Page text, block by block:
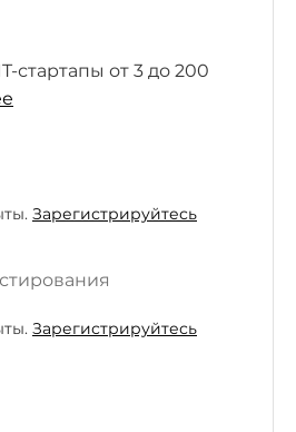
стартапы от 3 до 200
Зарегистрируйтесь
Зарегистрируйтесь